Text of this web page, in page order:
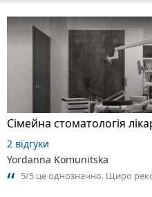
Сімейна стоматологія
2 відгуки
Yordanna Komunitska
5/5 це однозначно. Щиро